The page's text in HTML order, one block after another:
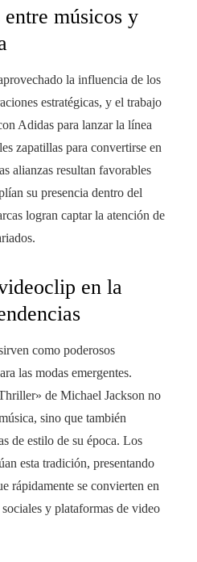
músicos y
la influencia de los
estratégicas, y el trabajo
Adidas para lanzar la línea
zapatillas para convertirse en
alianzas resultan favorables
su presencia dentro del
logran captar la atención de
en la
como poderosos
las modas emergentes.
de Michael Jackson no
sino que también
de estilo de su época. Los
esta tradición, presentando
rápidamente se convierten en
y plataformas de video